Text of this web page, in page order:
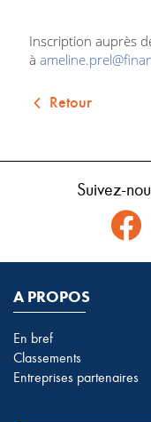
Inscription auprès
à
Retour
Suivez-
A PROPOS
En bref
Classements
Entreprises partenaires